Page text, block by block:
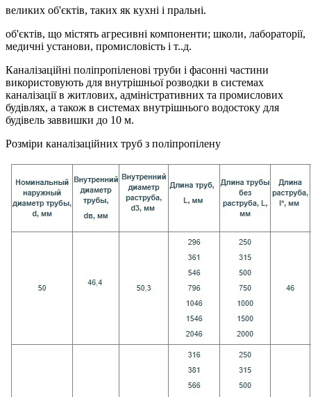
великих об'єктів, таких як кухні і пральні.
об'єктів, що містять агресивні компоненти; школи, лабораторії,
медичні установи, промисловість і т..д.
Каналізаційні поліпропіленові труби і фасонні частини
використовують для внутрішньої розводки в системах
каналізації в житлових, адміністративних та промислових
будівлях, а також в системах внутрішнього водостоку для
будівель заввишки до 10 м.
Розміри каналізаційних труб з поліпропілену